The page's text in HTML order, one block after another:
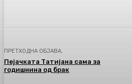
ПРЕТХОДНА ОБЈАВА,
Пејачката Татијана сама за
годишнина од брак